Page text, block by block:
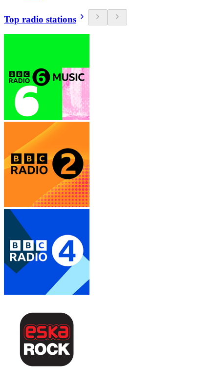
Top radio stations